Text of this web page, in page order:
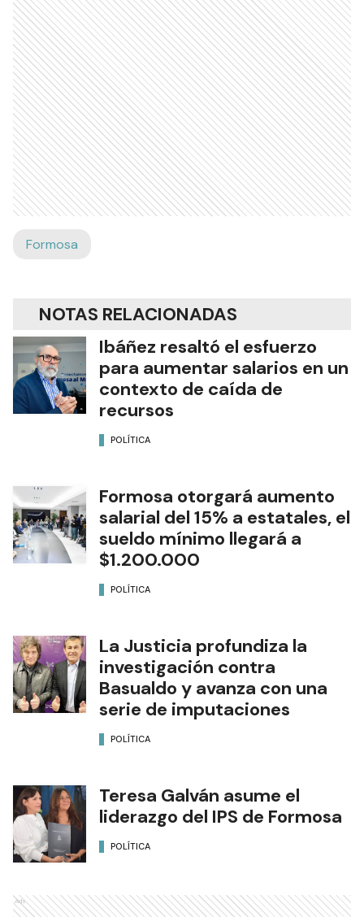
Formosa
NOTAS RELACIONADAS
Ibáñez resaltó el esfuerzo
para aumentar salarios en un
contexto de caída de
recursos
POLÍTICA
Formosa otorgará aumento
salarial del 15% a estatales, el
sueldo mínimo llegará a
$1.200.000
POLÍTICA
La Justicia profundiza la
investigación contra
Basualdo y avanza con una
serie de imputaciones
POLÍTICA
Teresa Galván asume el
liderazgo del IPS de Formosa
POLÍTICA
Ads